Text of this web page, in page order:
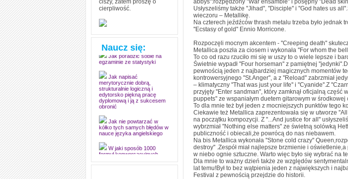
ciszy, zatem proszę o
cierpliwość.
Naucz się:
Jak stworzyć fenomen
egzamin? Poznaj metody
mistrzów
Jak poradzić sobie na
egzaminie ze statystyki
Jak napisać
merytorycznie dobrą,
strukturalnie logiczną i
edytorsko piękną pracę
dyplomową i ją z sukcesem
obronić
Jak nie powtarzać w
kółko tych samych błędów w
nauce języka angielskiego
W jaki sposób 1000
pozwoli Ci opanować język
abbys'':rozpędzony ''War ensamble'' i posępny ''Dead
Usłyszeliśmy także ''Jihad'', ''Disciple'' i ''God hates us
wieczoru – Metallikę.
Na czterech jeźdźców thrash metalu trzeba było jednak
''Ecstasy of gold'' Ennio Morricone.
Rozpoczęli mocnym akcentem - ''Creeping death''
Metallica poszła za ciosem i wykonała ''For whom the
To co od razu rzuciło mi się w uszy to o wiele lepsze i
Świetnie wypadł ''Four horseman'' z pamiętnej
pewnością jeden z najbardziej magicznych momentów
kontrowersyjnego ''St.Anger'', a z ''Reload'' zabrzmiał
– klimatyczny ''That was just your life'' i ''Cyanide''.Z
przyjęty ''Enter sandman'', który zamknął oficjalną część
puppets'' ze wspaniałym duetem gitarowym w środkowej
To dla mnie też był jeden z mocniejszych punktów tego
Ciekawie też Metallica zaprezentowała się w utworze
na początku kompozycji. Z ''...And justice for all''
wybrzmiał ''Nothing else matters'' ze świetną solówką
publiczność i obiecali,że powrócą do nas niebawem.
Na bis Metallica wykonała ''Stone cold crazy''
destroy'' .Zespół miał najlepsze brzmienie i
w niebo ognie sztuczne. Warto więc było się wybrać na
Dla mnie to ważny dzień także ze względów
lat temu!Był to bez wątpienia jeden z największych i
Festival z pewnością przejdzie do historii.